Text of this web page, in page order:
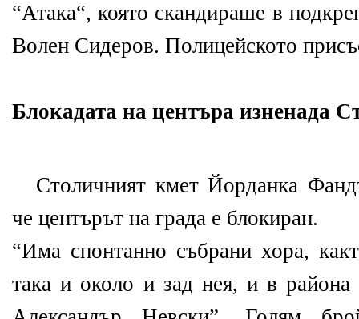
“Атака“, която скандираше в
Волен Сидеров. Полицейското
Блокадата на центъра изненада
Столичният кмет Йорданка
че центърът на града е блокиран.
“Има спонтанно събрани хора,
така и около и зад нея, и в